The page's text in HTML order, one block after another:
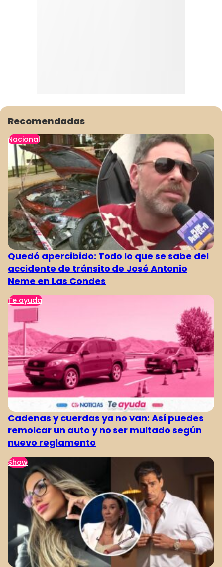
Recomendadas
Nacional
Quedó apercibido: Todo lo que se sabe del
accidente de tránsito de José Antonio
Neme en Las Condes
Te ayuda
Cadenas y cuerdas ya no van: Así puedes
remolcar un auto y no ser multado según
nuevo reglamento
Show